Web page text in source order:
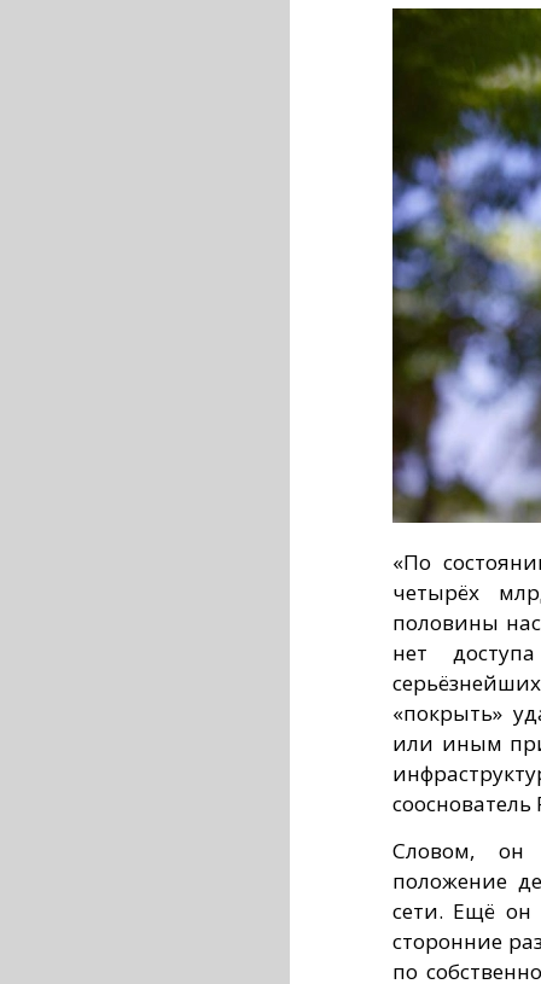
«По
четырёх
половины
нет
«покрыть»
или иным
сооснователь
Словом, он
положение
сети. Ещё он
сторонние
по